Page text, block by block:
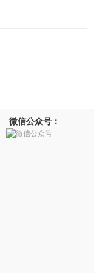
微信公众号：